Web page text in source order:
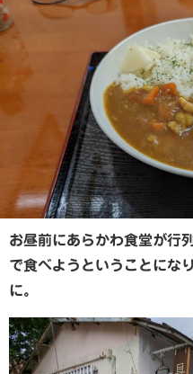
お昼前にあらかわ食堂が行
で食べようということにな
に。